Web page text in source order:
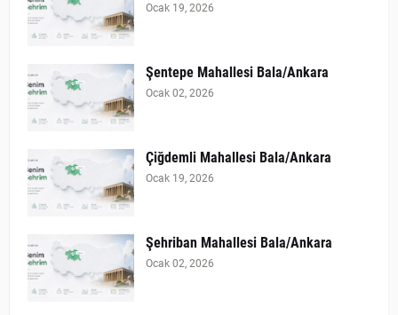
Ocak 19, 2026
Şentepe Mahallesi Bala/Ankara
Ocak 02, 2026
Çiğdemli Mahallesi Bala/Ankara
Ocak 19, 2026
Şehriban Mahallesi Bala/Ankara
Ocak 02, 2026